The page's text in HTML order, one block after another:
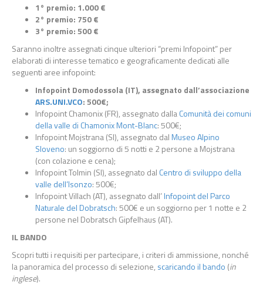
1° premio: 1.000 €
2° premio: 750 €
3° premio: 500 €
Saranno inoltre assegnati cinque ulteriori “premi Infopoint” per
elaborati di interesse tematico e geograficamente dedicati alle
seguenti aree infopoint:
Infopoint Domodossola (IT), assegnato dall’associazione
ARS.UNI.VCO: 500€;
Infopoint Chamonix (FR), assegnato dallaComunità dei comuni
della valle di Chamonix Mont-Blanc: 500€;
Infopoint Mojstrana (SI), assegnato dalMuseo Alpino
Sloveno: un soggiorno di 5 notti e 2 persone a Mojstrana
(con colazione e cena);
Infopoint Tolmin (SI), assegnato dal Centro di sviluppo della
valle dell’Isonzo: 500€;
Infopoint Villach (AT), assegnato dall’Infopoint del Parco
Naturale del Dobratsch: 500€ e un soggiorno per 1 notte e 2
persone nel Dobratsch Gipfelhaus (AT).
IL BANDO
Scopri tutti i requisiti per partecipare, i criteri di ammissione, nonché
la panoramica del processo di selezione, scaricando il bando (in
inglese).